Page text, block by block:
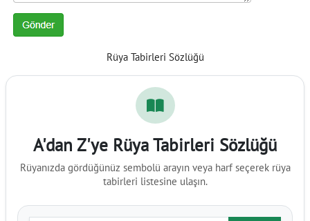
Rüya Tabirleri Sözlüğü
A'dan Z'ye Rüya Tabirleri Sözlüğü
Rüyanızda gördüğünüz sembolü arayın veya harf seçerek rüya
tabirleri listesine ulaşın.